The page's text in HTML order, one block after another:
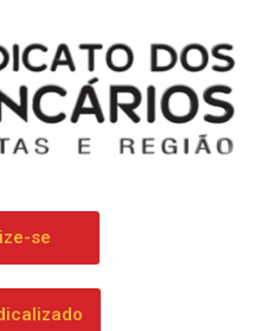
se